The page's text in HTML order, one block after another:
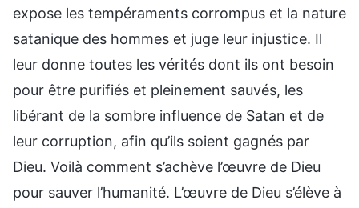
expose les tempéraments corrompus et la nature
satanique des hommes et juge leur injustice. Il
leur donne toutes les vérités dont ils ont besoin
pour être purifiés et pleinement sauvés, les
libérant de la sombre influence de Satan et de
leur corruption, afin qu’ils soient gagnés par
Dieu. Voilà comment s’achève l’œuvre de Dieu
pour sauver l’humanité. L’œuvre de Dieu s’élève à